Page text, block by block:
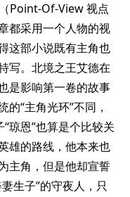
Point-Of-View 视点
都采用一个人物的视
这部小说既有主角也
写。北境之王艾德在
是影响第一卷的故事
“主角光环”不同，
琼恩”也算是个比较关
雄的路线，他本来也
主角，但是他却宣誓
生子”的守夜人，只